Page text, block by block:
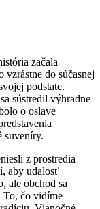
začala
vzrástne do súčasnej
podstate.
sústredil výhradne
o oslave
suveníry.
z prostredia
aby udalosť
ale obchod sa
čo vidíme